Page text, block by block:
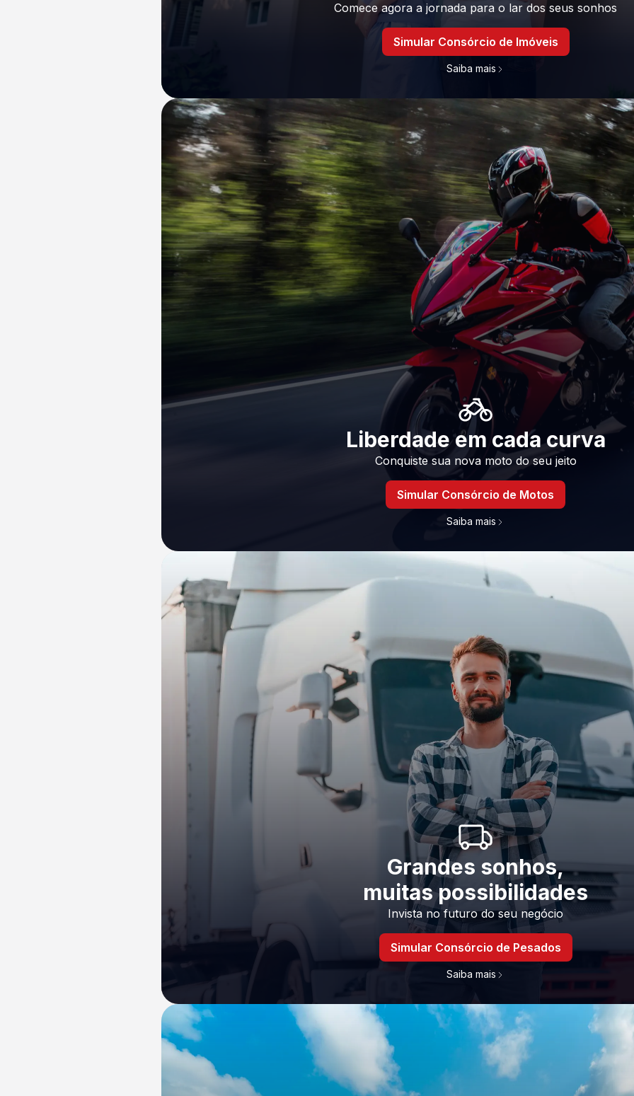
Comece agora a jornada para o lar dos seus sonhos
Simular Consórcio de Imóveis
Saiba mais
Liberdade em cada curva
Conquiste sua nova moto do seu jeito
Simular Consórcio de Motos
Saiba mais
Grandes sonhos,
muitas possibilidades
Invista no futuro do seu negócio
Simular Consórcio de Pesados
Saiba mais